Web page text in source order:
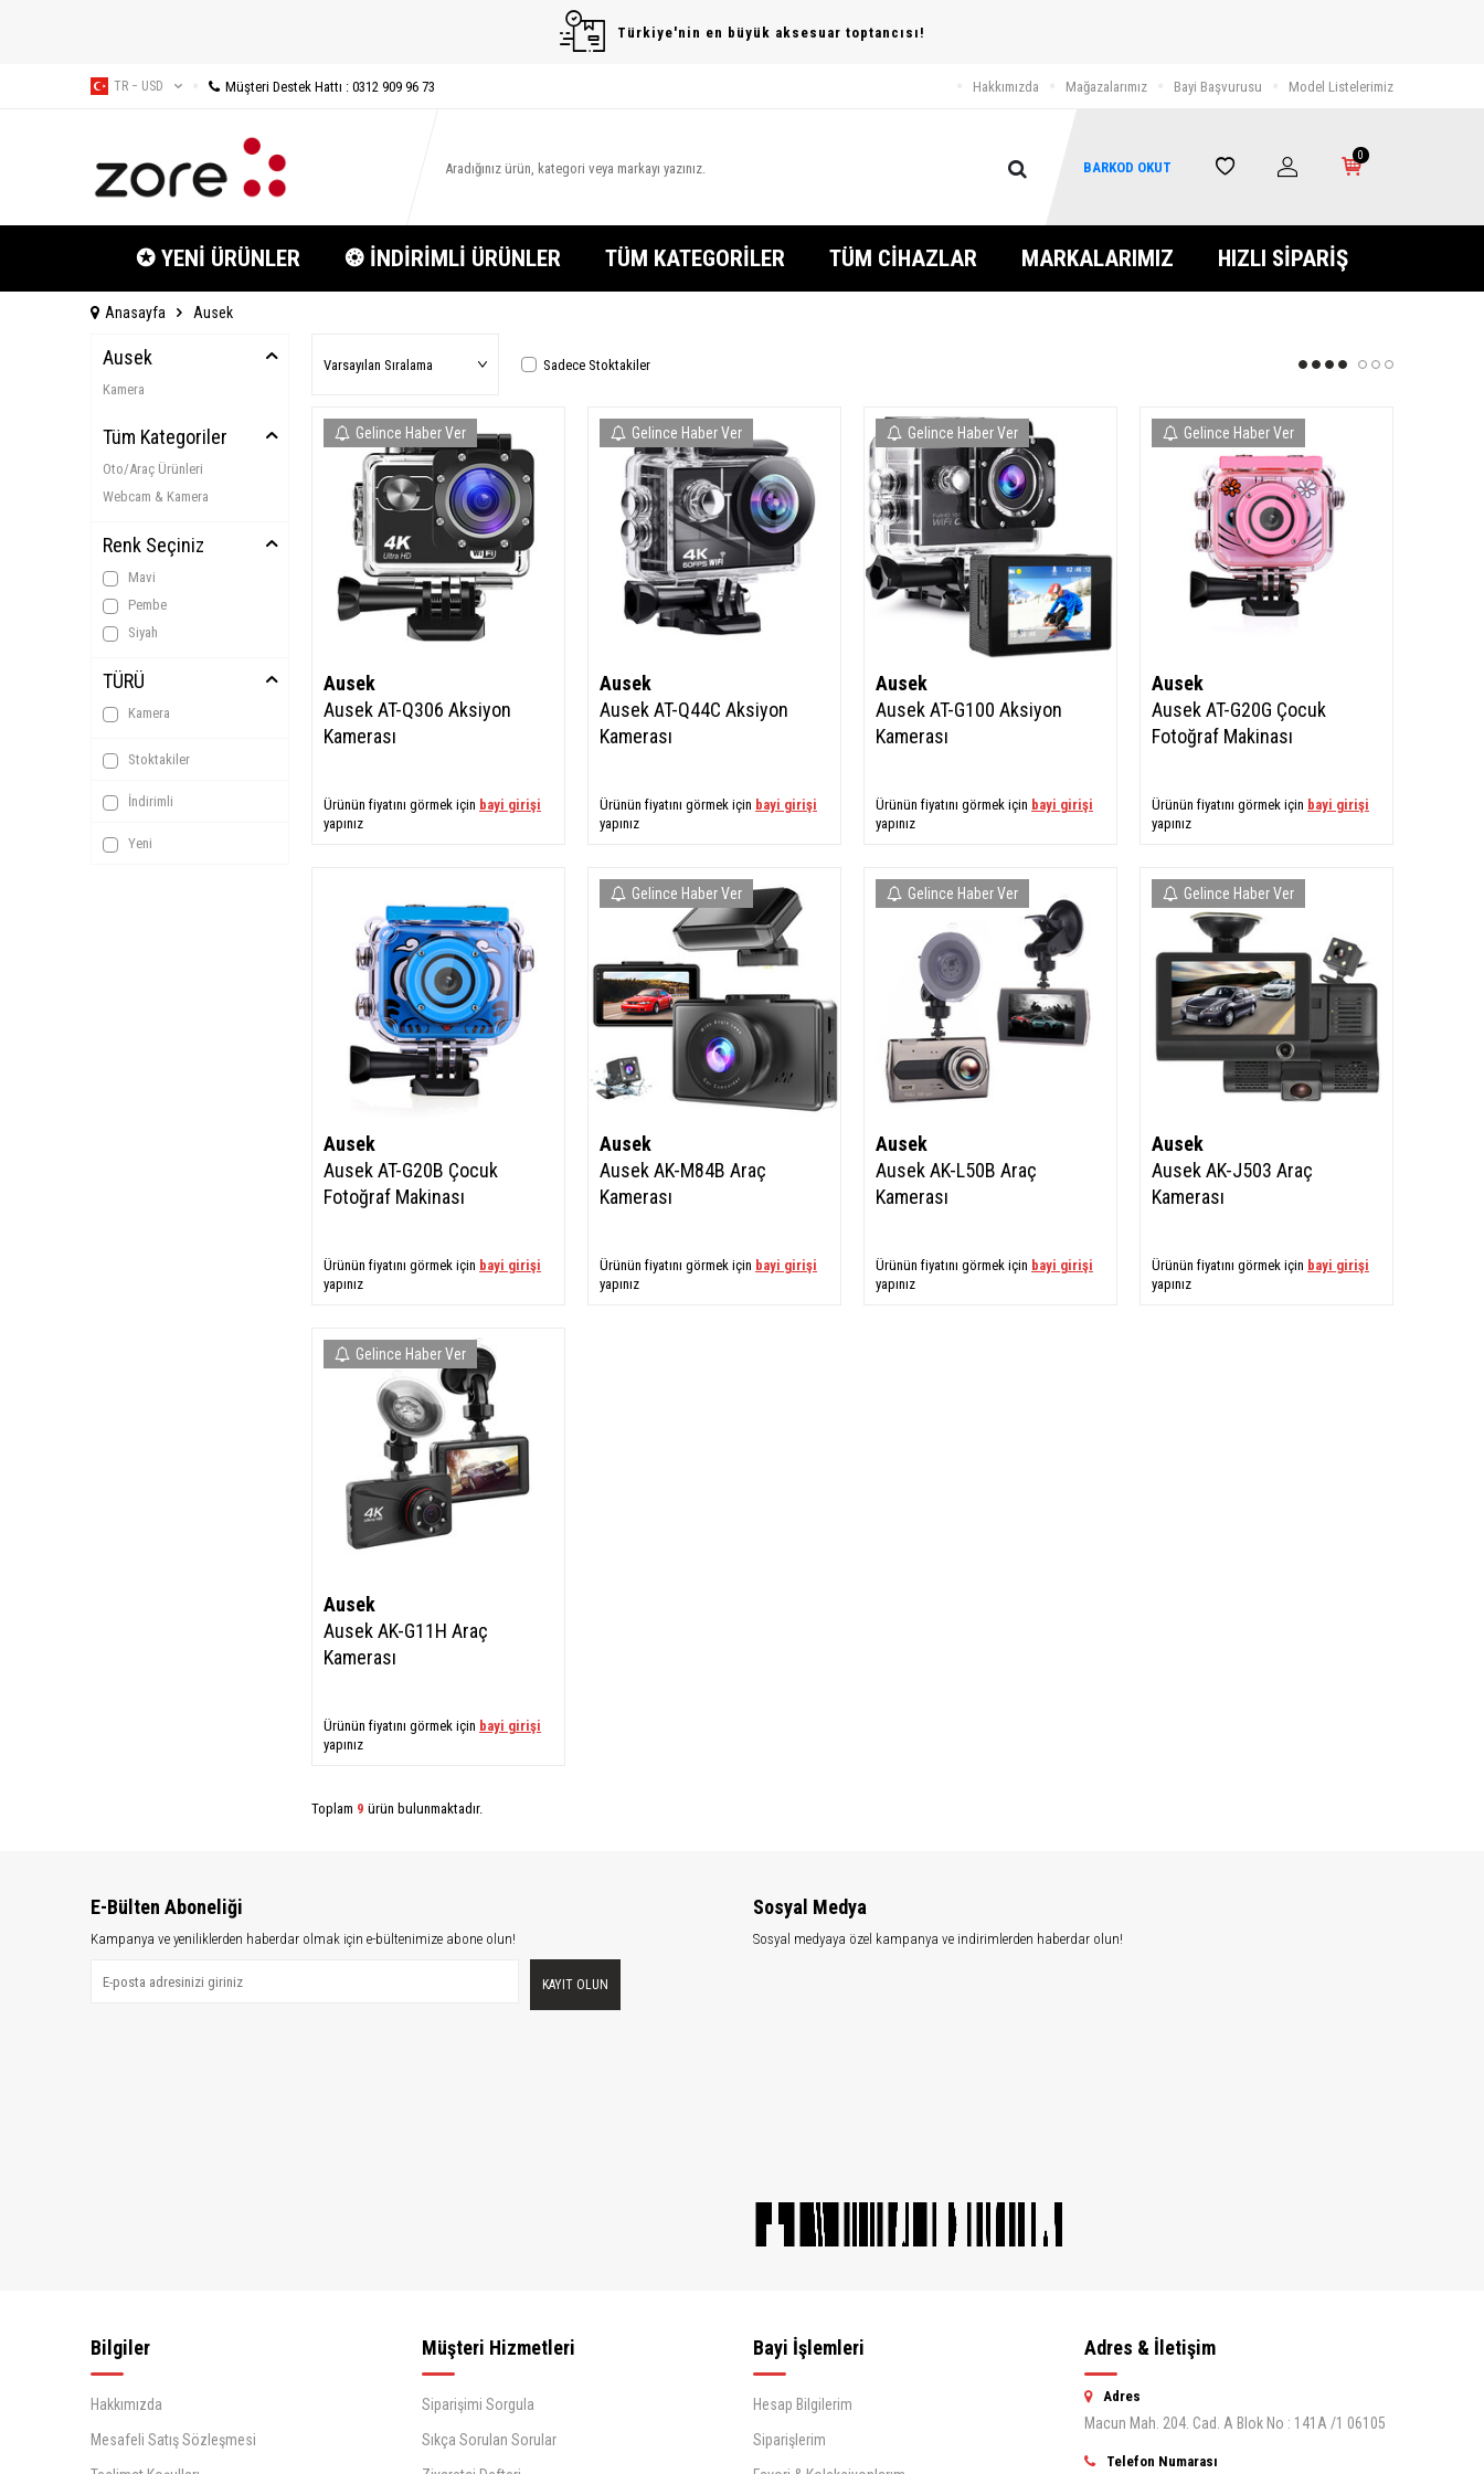
Türkiye'nin en büyük aksesuar toptancısı!
TR − USD Müşteri Destek Hattı : 0312 909 96 73 Hakkımızda Mağazalarımız Bayi Başvurusu Model Listelerimiz
BARKOD OKUT
0
✪ YENİ ÜRÜNLER ❂ İNDİRİMLİ ÜRÜNLER TÜM KATEGORİLER TÜM CİHAZLAR MARKALARIMIZ HIZLI SİPARİŞ
Anasayfa Ausek
Ausek
Kamera
Tüm Kategoriler
Oto/Araç Ürünleri
Webcam & Kamera
Renk Seçiniz
Mavi
Pembe
Siyah
TÜRÜ
Kamera
Stoktakiler
İndirimli
Yeni
Sadece Stoktakiler
Gelince Haber Ver
Ausek
Ausek AT-Q306 Aksiyon
Kamerası
Ürünün fiyatını görmek için bayi girişi
yapınız
Gelince Haber Ver
Ausek
Ausek AT-Q44C Aksiyon
Kamerası
Ürünün fiyatını görmek için bayi girişi
yapınız
Gelince Haber Ver
Ausek
Ausek AT-G100 Aksiyon
Kamerası
Ürünün fiyatını görmek için bayi girişi
yapınız
Gelince Haber Ver
Ausek
Ausek AT-G20G Çocuk
Fotoğraf Makinası
Ürünün fiyatını görmek için bayi girişi
yapınız
Ausek
Ausek AT-G20B Çocuk
Fotoğraf Makinası
Ürünün fiyatını görmek için bayi girişi
yapınız
Gelince Haber Ver
Ausek
Ausek AK-M84B Araç
Kamerası
Ürünün fiyatını görmek için bayi girişi
yapınız
Gelince Haber Ver
Ausek
Ausek AK-L50B Araç
Kamerası
Ürünün fiyatını görmek için bayi girişi
yapınız
Gelince Haber Ver
Ausek
Ausek AK-J503 Araç
Kamerası
Ürünün fiyatını görmek için bayi girişi
yapınız
Gelince Haber Ver
Ausek
​Ausek AK-G11H Araç
Kamerası
Ürünün fiyatını görmek için bayi girişi
yapınız
Toplam 9 ürün bulunmaktadır.
E-Bülten Aboneliği
Kampanya ve yeniliklerden haberdar olmak için e-bültenimize abone olun!
KAYIT OLUN
Sosyal Medya
Sosyal medyaya özel kampanya ve indirimlerden haberdar olun!
Bilgiler
Hakkımızda
Mesafeli Satış Sözleşmesi
Müşteri Hizmetleri
Siparişimi Sorgula
Sıkça Sorulan Sorular
Bayi İşlemleri
Hesap Bilgilerim
Siparişlerim
Adres & İletişim
Adres
Macun Mah. 204. Cad. A Blok No : 141A /1 06105
Telefon Numarası